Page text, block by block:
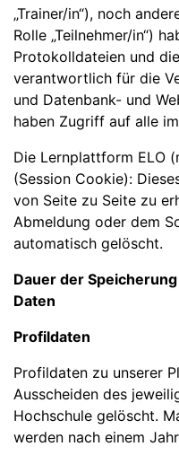
„Trainer/in“), noch
Rolle „Teilnehmer/in“)
Protokolldateien und
verantwortlich für die
und Datenbank- und
haben Zugriff auf alle
Die Lernplattform ELO
(Session Cookie):
von Seite zu Seite zu
Abmeldung oder dem
automatisch gelöscht.
Dauer der
Daten
Profildaten
Profildaten zu unserer
Ausscheiden des
Hochschule gelöscht.
werden nach einem